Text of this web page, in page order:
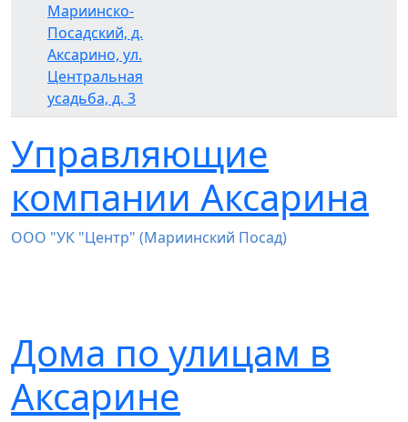
Мариинско-
Посадский, д.
Аксарино, ул.
Центральная
усадьба, д. 3
Управляющие
компании Аксарина
ООО "УК "Центр" (Мариинский Посад)
Дома по улицам в
Аксарине